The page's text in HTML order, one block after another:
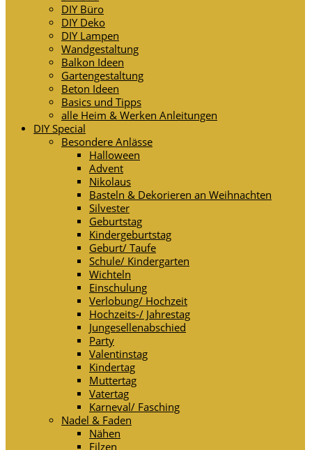
DIY Büro
DIY Deko
DIY Lampen
Wandgestaltung
Balkon Ideen
Gartengestaltung
Beton Ideen
Basics und Tipps
alle Heim & Werken Anleitungen
DIY Special
Besondere Anlässe
Halloween
Advent
Nikolaus
Basteln & Dekorieren an Weihnachten
Silvester
Geburtstag
Kindergeburtstag
Geburt/ Taufe
Schule/ Kindergarten
Wichteln
Einschulung
Verlobung/ Hochzeit
Hochzeits-/ Jahrestag
Jungesellenabschied
Party
Valentinstag
Kindertag
Muttertag
Vatertag
Karneval/ Fasching
Nadel & Faden
Nähen
Filzen